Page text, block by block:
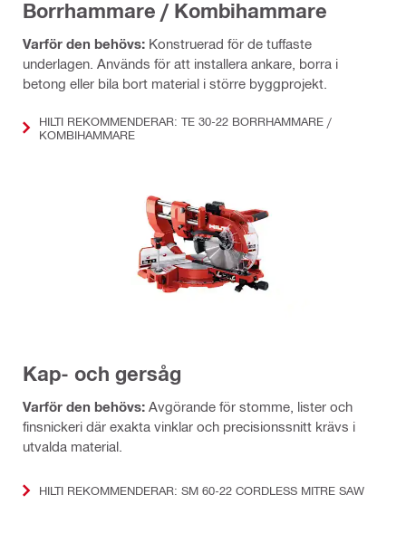
Borrhammare / Kombihammare
Varför den behövs: Konstruerad för de tuffaste
underlagen. Används för att installera ankare, borra i
betong eller bila bort material i större byggprojekt.
HILTI REKOMMENDERAR: TE 30-22 BORRHAMMARE /
KOMBIHAMMARE
Kap- och gersåg
Varför den behövs: Avgörande för stomme, lister och
finsnickeri där exakta vinklar och precisionssnitt krävs i
utvalda material.
HILTI REKOMMENDERAR: SM 60-22 CORDLESS MITRE SAW